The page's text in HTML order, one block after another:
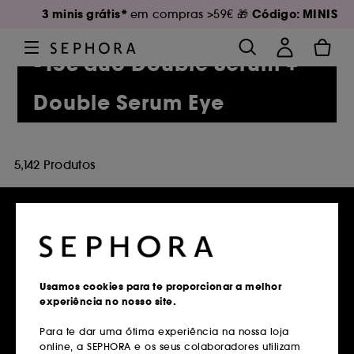
3 minis grátis* em compras >59€ 🎁 Código: MINIS
-15€ duo Double Serum +
Double Serum Eye
5,142 Produtos
em compras superiores a 39€
Devoluções
Usamos cookies para te proporcionar a melhor
experiência no nosso site.
Para te dar uma ótima experiência na nossa loja
online, a SEPHORA e os seus colaboradores utilizam